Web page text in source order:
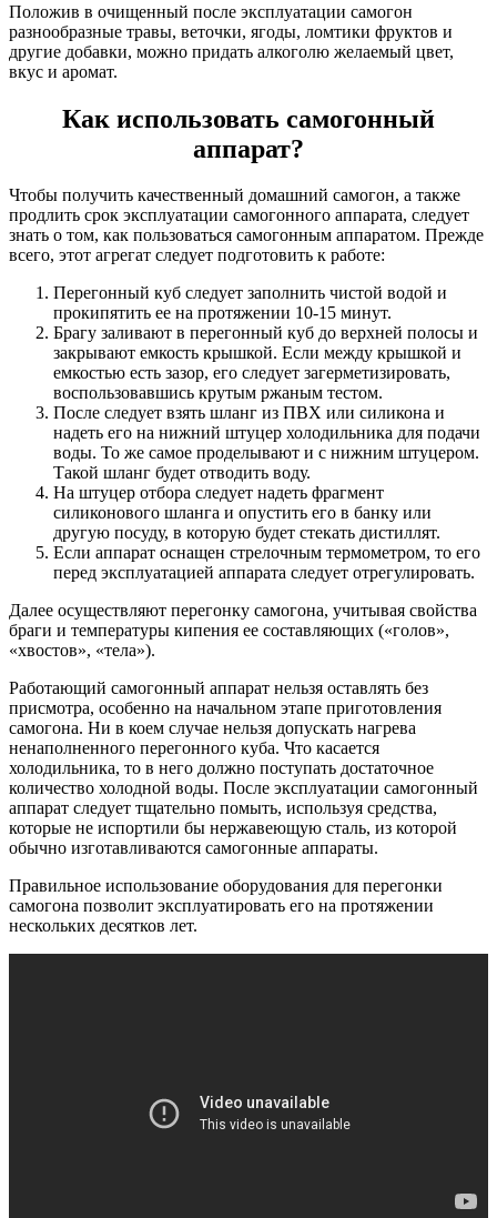
Положив в очищенный после эксплуатации самогон
разнообразные травы, веточки, ягоды, ломтики фруктов и
другие добавки, можно придать алкоголю желаемый цвет,
вкус и аромат.
Как использовать самогонный
аппарат?
Чтобы получить качественный домашний самогон, а также
продлить срок эксплуатации самогонного аппарата, следует
знать о том, как пользоваться самогонным аппаратом. Прежде
всего, этот агрегат следует подготовить к работе:
Перегонный куб следует заполнить чистой водой и
прокипятить ее на протяжении 10-15 минут.
Брагу заливают в перегонный куб до верхней полосы и
закрывают емкость крышкой. Если между крышкой и
емкостью есть зазор, его следует загерметизировать,
воспользовавшись крутым ржаным тестом.
После следует взять шланг из ПВХ или силикона и
надеть его на нижний штуцер холодильника для подачи
воды. То же самое проделывают и с нижним штуцером.
Такой шланг будет отводить воду.
На штуцер отбора следует надеть фрагмент
силиконового шланга и опустить его в банку или
другую посуду, в которую будет стекать дистиллят.
Если аппарат оснащен стрелочным термометром, то его
перед эксплуатацией аппарата следует отрегулировать.
Далее осуществляют перегонку самогона, учитывая свойства
браги и температуры кипения ее составляющих («голов»,
«хвостов», «тела»).
Работающий самогонный аппарат нельзя оставлять без
присмотра, особенно на начальном этапе приготовления
самогона. Ни в коем случае нельзя допускать нагрева
ненаполненного перегонного куба. Что касается
холодильника, то в него должно поступать достаточное
количество холодной воды. После эксплуатации самогонный
аппарат следует тщательно помыть, используя средства,
которые не испортили бы нержавеющую сталь, из которой
обычно изготавливаются самогонные аппараты.
Правильное использование оборудования для перегонки
самогона позволит эксплуатировать его на протяжении
нескольких десятков лет.